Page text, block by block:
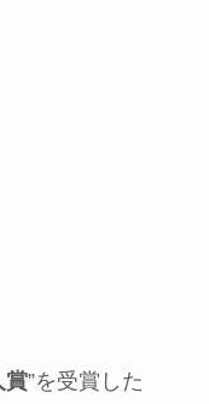
賞”を受賞した